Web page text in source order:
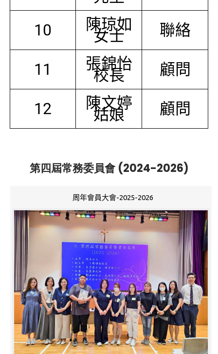
10 陳琼如
女士 聯絡
11 張錦怡
校長 顧問
12 陳文婷
姑娘 顧問
第四屆常務委員會 (2024-2026)
周年會員大會-2025-2026